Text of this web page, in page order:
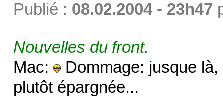
Publié : 08.02.2004 - 23h47
Nouvelles du front.
Mac:
Dommage: jusque là,
plutôt épargnée...